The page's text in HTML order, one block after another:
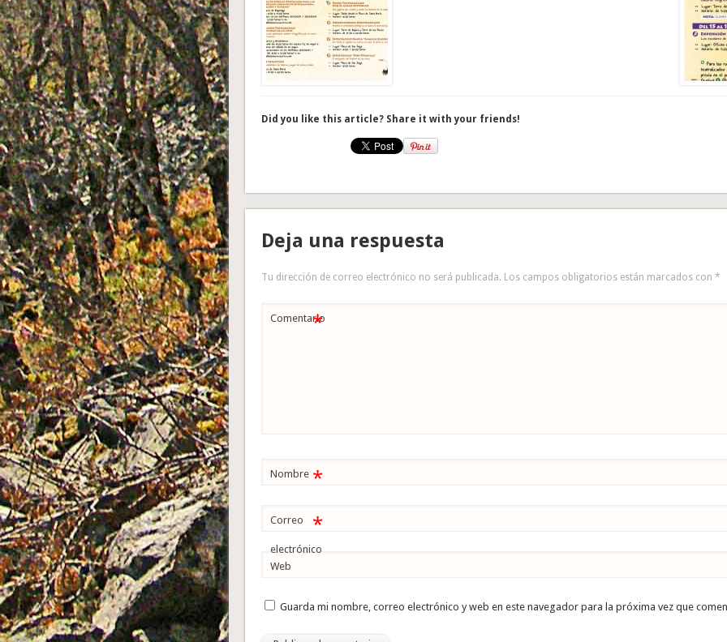
Did you like this article? Share it with your friends!
Deja una respuesta
Tu dirección de correo electrónico no será publicada. Los campos obligatorios están marcados con *
Comentario
*
Nombre *
Correo
electrónico
*
Web
Guarda mi nombre, correo electrónico y web en este navegador para la próxima vez que